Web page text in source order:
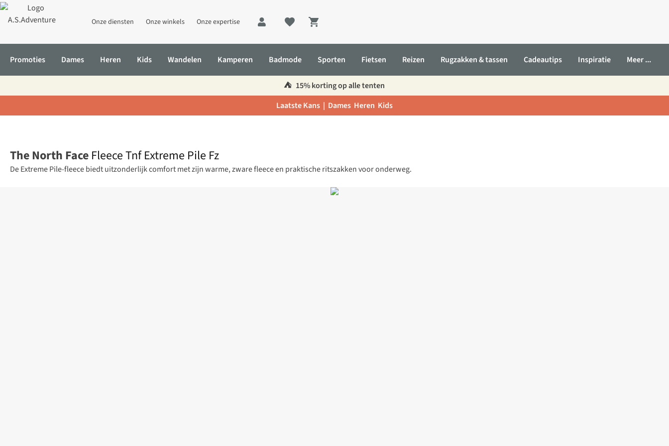
Onze diensten Onze winkels Onze expertise
Shopping cart
Promoties Dames Heren Kids Wandelen Kamperen Badmode Sporten Fietsen Reizen Rugzakken & tassen Cadeautips Inspiratie Meer ...
⛺️ 15% korting op alle tenten
Laatste Kans | Dames Heren Kids
The North Face Fleece Tnf Extreme Pile Fz
De Extreme Pile-fleece biedt uitzonderlijk comfort met zijn warme, zware fleece en praktische ritszakken voor onderweg.